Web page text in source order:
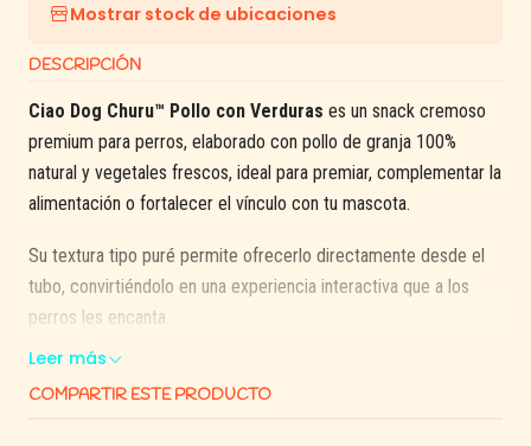
Mostrar stock de ubicaciones
DESCRIPCIÓN
Ciao Dog Churu™ Pollo con Verduras es un snack cremoso
premium para perros, elaborado con pollo de granja 100%
natural y vegetales frescos, ideal para premiar, complementar la
alimentación o fortalecer el vínculo con tu mascota.
Su textura tipo puré permite ofrecerlo directamente desde el
tubo, convirtiéndolo en una experiencia interactiva que a los
perros les encanta.
Gracias a su
calórico, es una excelente alternativa para mejorar la
Leer más
COMPARTIR ESTE PRODUCTO